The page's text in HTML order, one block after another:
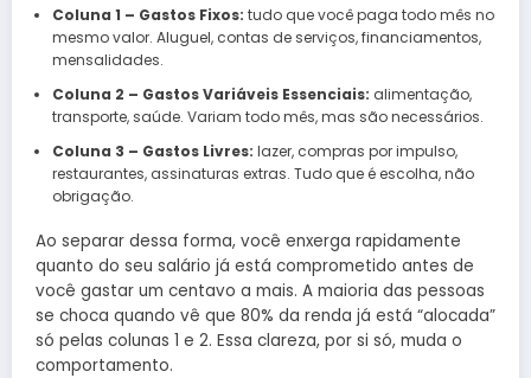
Coluna 1 – Gastos Fixos: tudo que você paga todo mês no
mesmo valor. Aluguel, contas de serviços, financiamentos,
mensalidades.
Coluna 2 – Gastos Variáveis Essenciais: alimentação,
transporte, saúde. Variam todo mês, mas são necessários.
Coluna 3 – Gastos Livres: lazer, compras por impulso,
restaurantes, assinaturas extras. Tudo que é escolha, não
obrigação.
Ao separar dessa forma, você enxerga rapidamente
quanto do seu salário já está comprometido antes de
você gastar um centavo a mais. A maioria das pessoas
se choca quando vê que 80% da renda já está “alocada”
só pelas colunas 1 e 2. Essa clareza, por si só, muda o
comportamento.